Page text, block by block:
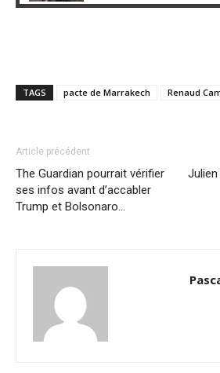
TAGS pacte de Marrakech Renaud
Article précédent
The Guardian pourrait vérifier
ses infos avant d’accabler
Trump et Bolsonaro…